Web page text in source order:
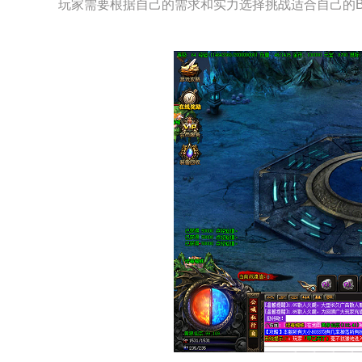
玩家需要根据自己的需求和实力选择挑战适合自己的